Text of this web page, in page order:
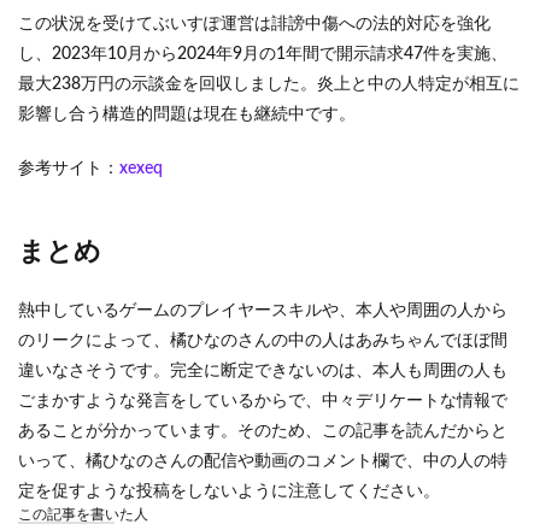
この状況を受けてぶいすぽ運営は誹謗中傷への法的対応を強化
し、2023年10月から2024年9月の1年間で開示請求47件を実施、
最大238万円の示談金を回収しました。炎上と中の人特定が相互に
影響し合う構造的問題は現在も継続中です。
参考サイト： xexeq
まとめ
熱中しているゲームのプレイヤースキルや、本人や周囲の人から
のリークによって、橘ひなのさんの中の人はあみちゃんでほぼ間
違いなさそうです。完全に断定できないのは、本人も周囲の人も
ごまかすような発言をしているからで、中々デリケートな情報で
あることが分かっています。そのため、この記事を読んだからと
いって、橘ひなのさんの配信や動画のコメント欄で、中の人の特
定を促すような投稿をしないように注意してください。
この記事を書いた人